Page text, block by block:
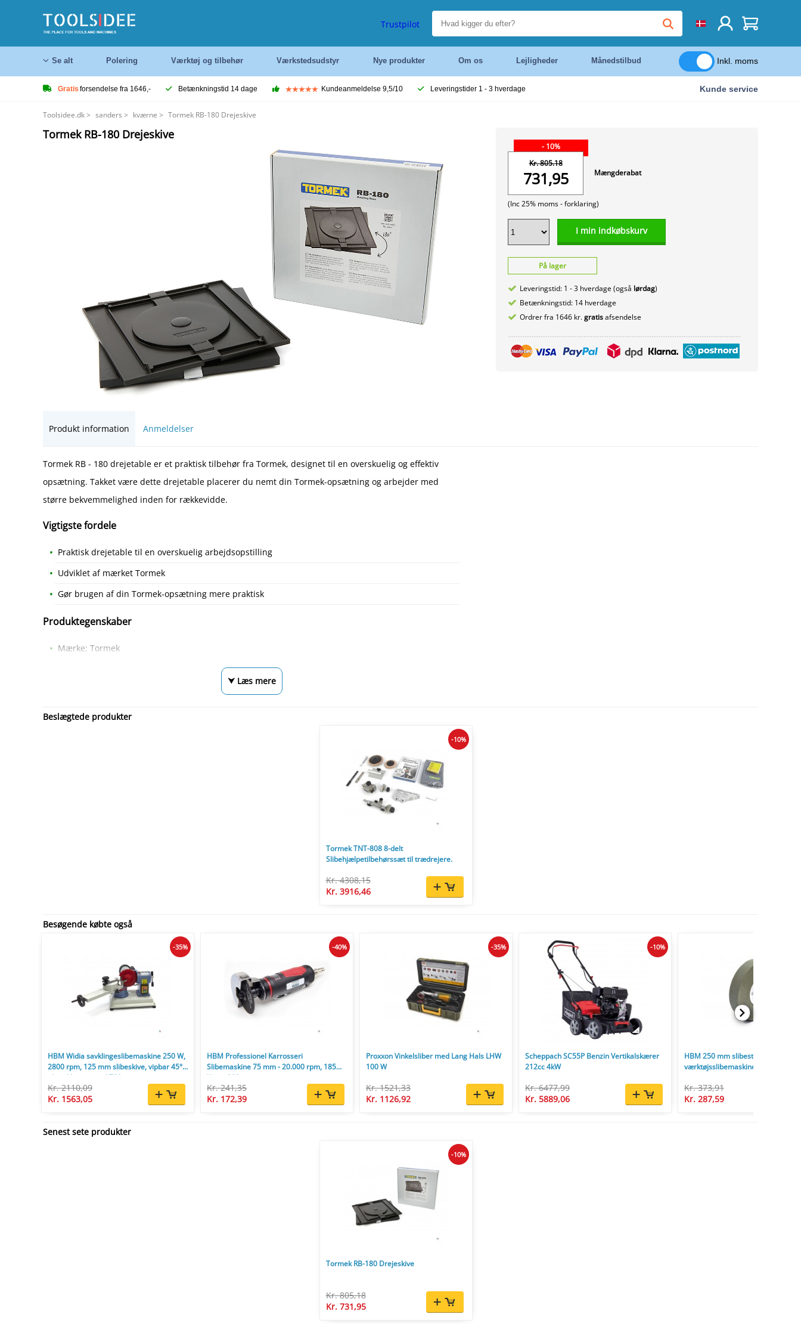
Trustpilot
Se alt Polering Værktøj og tilbehør Værkstedsudstyr Nye produkter Om os Lejligheder Månedstilbud Inkl. moms
Gratis forsendelse fra 1646,- Betænkningstid 14 dage Kundeanmeldelse 9,5/10 Leveringstider 1 - 3 hverdage Kunde service
Toolsidee.dk> sanders > kværne > Tormek RB-180 Drejeskive
Tormek RB-180 Drejeskive
- 10%
Kr. 805.18
731,95
(Inc 25% moms -forklaring)
Mængderabat
I min indkøbskurv
På lager
Leveringstid: 1 - 3 hverdage (også lørdag)
Betænkningstid: 14 hverdage
Ordrer fra 1646 kr.gratisafsendelse
Produkt information Anmeldelser
Tormek RB - 180 drejetable er et praktisk tilbehør fra Tormek, designet til en overskuelig og effektiv
opsætning. Takket være dette drejetable placerer du nemt din Tormek-opsætning og arbejder med
større bekvemmelighed inden for rækkevidde.
Vigtigste fordele
Praktisk drejetable til en overskuelig arbejdsopstilling
Udviklet af mærket Tormek
Gør brugen af din Tormek-opsætning mere praktisk
Produktegenskaber
Mærke: Tormek
⮟ Læs mere
Beslægtede produkter
Tormek TNT-808 8-delt
Slibehjælpetilbehørssæt til trædrejere.
Kr. 4308,15
Kr. 3916,46
-10%
Besøgende købte også
HBM Widia savklingeslibemaskine 250 W,
2800 rpm, 125 mm slibeskive, vipbar 45°,
til savklinger op til 700 mm.
Kr. 2110,09
Kr. 1563,05
-35%
HBM Professionel Karrosseri
Slibemaskine 75 mm - 20.000 rpm, 185
l/min, 800 g.
Kr. 241,35
Kr. 172,39
-40%
Proxxon Vinkelsliber med Lang Hals LHW
100 W
Kr. 1521,33
Kr. 1126,92
-35%
Scheppach SC55P Benzin Vertikalskærer
212cc 4kW
Kr. 6477,99
Kr. 5889,06
-10%
HBM 250 mm slibesten til universel
værktøjsslibemaskine
Kr. 373,91
Kr. 287,59
Senest sete produkter
Tormek RB-180 Drejeskive
Kr. 805,18
Kr. 731,95
-10%